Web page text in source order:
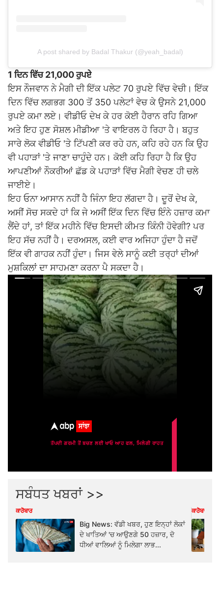
A post shared by Badal Thakur (@yeah_badal)
1 ਦਿਨ ਵਿੱਚ 21,000 ਰੁਪਏ
ਇਸ ਨੌਜਵਾਨ ਨੇ ਮੈਗੀ ਦੀ ਇੱਕ ਪਲੇਟ 70 ਰੁਪਏ ਵਿੱਚ ਵੇਚੀ। ਇੱਕ
ਦਿਨ ਵਿੱਚ ਲਗਭਗ 300 ਤੋਂ 350 ਪਲੇਟਾਂ ਵੇਚ ਕੇ ਉਸਨੇ 21,000
ਰੁਪਏ ਕਮਾ ਲਏ। ਵੀਡੀਓ ਦੇਖ ਕੇ ਹਰ ਕੋਈ ਹੈਰਾਨ ਰਹਿ ਗਿਆ
ਅਤੇ ਇਹ ਹੁਣ ਸੋਸ਼ਲ ਮੀਡੀਆ 'ਤੇ ਵਾਇਰਲ ਹੋ ਰਿਹਾ ਹੈ। ਬਹੁਤ
ਸਾਰੇ ਲੋਕ ਵੀਡੀਓ 'ਤੇ ਟਿੱਪਣੀ ਕਰ ਰਹੇ ਹਨ, ਕਹਿ ਰਹੇ ਹਨ ਕਿ ਉਹ
ਵੀ ਪਹਾੜਾਂ 'ਤੇ ਜਾਣਾ ਚਾਹੁੰਦੇ ਹਨ। ਕੋਈ ਕਹਿ ਰਿਹਾ ਹੈ ਕਿ ਉਹ
ਆਪਣੀਆਂ ਨੌਕਰੀਆਂ ਛੱਡ ਕੇ ਪਹਾੜਾਂ ਵਿੱਚ ਮੈਗੀ ਵੇਚਣ ਹੀ ਚਲੇ
ਜਾਈਏ।
ਇਹ ਓਨਾ ਆਸਾਨ ਨਹੀਂ ਹੈ ਜਿੰਨਾ ਇਹ ਲੱਗਦਾ ਹੈ। ਦੂਰੋਂ ਦੇਖ ਕੇ,
ਅਸੀਂ ਸੋਚ ਸਕਦੇ ਹਾਂ ਕਿ ਜੇ ਅਸੀਂ ਇੱਕ ਦਿਨ ਵਿੱਚ ਇੰਨੇ ਹਜ਼ਾਰ ਕਮਾ
ਲੈਂਦੇ ਹਾਂ, ਤਾਂ ਇੱਕ ਮਹੀਨੇ ਵਿੱਚ ਇਸਦੀ ਕੀਮਤ ਕਿੰਨੀ ਹੋਵੇਗੀ? ਪਰ
ਇਹ ਸੱਚ ਨਹੀਂ ਹੈ। ਦਰਅਸਲ, ਕਈ ਵਾਰ ਅਜਿਹਾ ਹੁੰਦਾ ਹੈ ਜਦੋਂ
ਇੱਕ ਵੀ ਗਾਹਕ ਨਹੀਂ ਹੁੰਦਾ। ਜਿਸ ਵੇਲੇ ਸਾਨੂੰ ਕਈ ਤਰ੍ਹਾਂ ਦੀਆਂ
ਮੁਸ਼ਕਿਲਾਂ ਦਾ ਸਾਹਮਣਾ ਕਰਨਾ ਪੈ ਸਕਦਾ ਹੈ।
ਸਬੰਧਤ ਖਬਰਾਂ >>
ਕਾਰੋਬਾਰ
Big News: ਵੱਡੀ ਖਬਰ, ਹੁਣ ਇਨ੍ਹਾਂ ਲੋਕਾਂ
ਦੇ ਖਾਤਿਆਂ 'ਚ ਆਉਣਗੇ 50 ਹਜ਼ਾਰ, ਦੋ
ਧੀਆਂ ਵਾਲਿਆਂ ਨੂੰ ਮਿਲੇਗਾ ਲਾਭ...
ਕਾਰੋਬਾਰ